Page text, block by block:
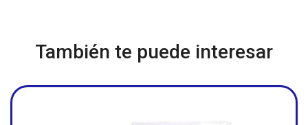
También te puede interesar